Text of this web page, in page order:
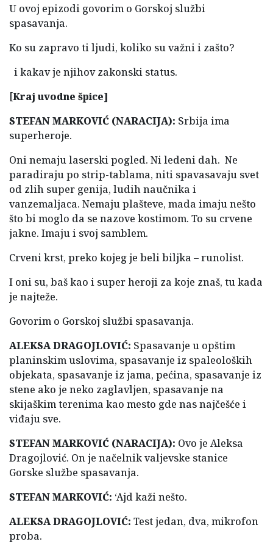
U ovoj epizodi govorim o Gorskoj službi
spasavanja.
Ko su zapravo ti ljudi, koliko su važni i zašto?
i kakav je njihov zakonski status.
[Kraj uvodne špice]
STEFAN MARKOVIĆ (NARACIJA): Srbija ima
superheroje.
Oni nemaju laserski pogled. Ni ledeni dah. Ne
paradiraju po strip-tablama, niti spavasavaju svet
od zlih super genija, ludih naučnika i
vanzemaljaca. Nemaju plašteve, mada imaju nešto
što bi moglo da se nazove kostimom. To su crvene
jakne. Imaju i svoj samblem.
Crveni krst, preko kojeg je beli biljka – runolist.
I oni su, baš kao i super heroji za koje znaš, tu kada
je najteže.
Govorim o Gorskoj službi spasavanja.
ALEKSA DRAGOJLOVIĆ: Spasavanje u opštim
planinskim uslovima, spasavanje iz spaleoloških
objekata, spasavanje iz jama, pećina, spasavanje iz
stene ako je neko zaglavljen, spasavanje na
skijaškim terenima kao mesto gde nas najčešće i
viđaju sve.
STEFAN MARKOVIĆ (NARACIJA): Ovo je Aleksa
Dragojlović. On je načelnik valjevske stanice
Gorske službe spasavanja.
STEFAN MARKOVIĆ: ‘Ajd kaži nešto.
ALEKSA DRAGOJLOVIĆ: Test jedan, dva, mikrofon
proba.